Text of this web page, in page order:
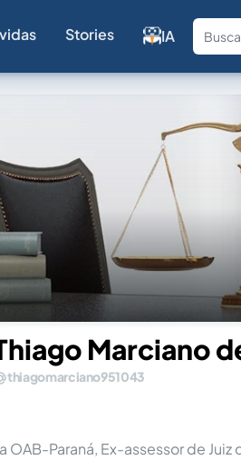
Stories IA
Marciano
thiagomarciano951043
Paraná, Ex-assessor de